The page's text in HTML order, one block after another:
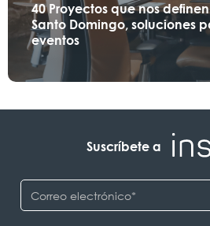
40 Proyectos que nos
Santo Domingo, soluciones
eventos
Suscríbete a